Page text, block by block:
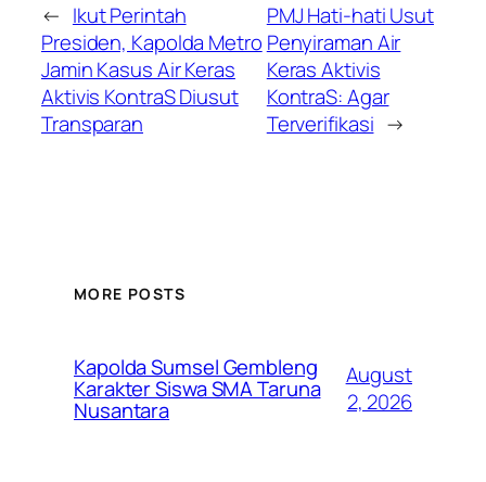
← Ikut Perintah
Presiden, Kapolda Metro
Jamin Kasus Air Keras
Aktivis KontraS Diusut
Transparan
PMJ Hati-hati Usut
Penyiraman Air
Keras Aktivis
KontraS: Agar
Terverifikasi →
MORE POSTS
Kapolda Sumsel Gembleng
Karakter Siswa SMA Taruna
Nusantara
August
2, 2026